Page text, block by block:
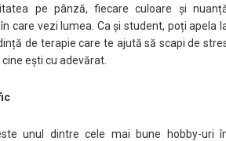
pe pânză, fiecare culoare și
care vezi lumea. Ca și student, poți apela
de terapie care te ajută să scapi de
ești cu adevărat.
unul dintre cele mai bune hobby-uri